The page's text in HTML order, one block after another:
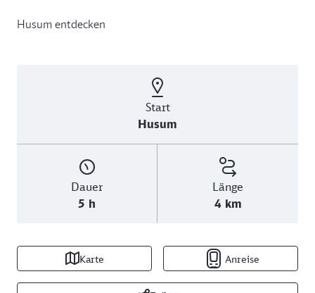
Husum entdecken
Start
Husum
Dauer
5 h
Länge
4 km
Karte Anreise